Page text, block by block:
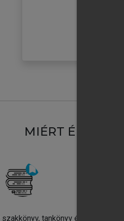
MIÉRT
szakkönyv, tankönyv és